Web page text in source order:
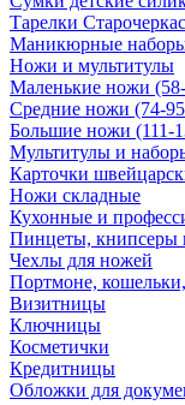
Тарелки
Маникюрные
Ножи и мультитулы
Маленькие ножи
Средние ножи (74-
Большие ножи (111-
Мультитулы и
Карточки
Ножи складные
Кухонные и
Пинцеты, книпсеры
Чехлы для ножей
Портмоне,
Визитницы
Ключницы
Косметички
Кредитницы
Обложки для